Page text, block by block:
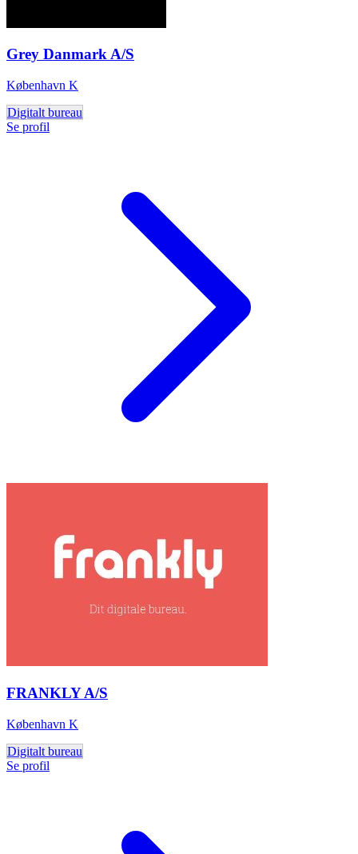
Grey Danmark A/S
København K
Digitalt bureau
Se profil
FRANKLY A/S
København K
Digitalt bureau
Se profil